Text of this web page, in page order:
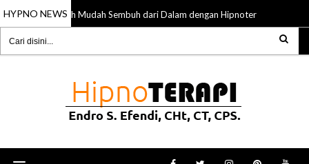
HYPNO NEWS
23 Oct 2025 Lebih Mudah Sembuh dari Dalam dengan Hipnoterapi